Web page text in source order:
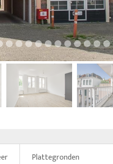
Plattegronden